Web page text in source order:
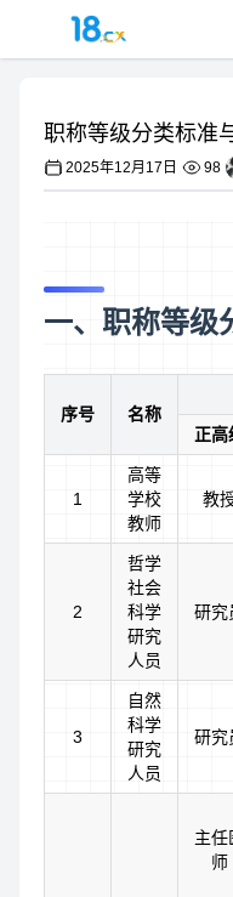
职称等级分类标准
2025年12月17日 98
一、职称等级
序号 名称
正高
1
高等
学校
教师
教
2
哲学
社会
科学
研究
人员
研究
3
自然
科学
研究
人员
研究
主任
师